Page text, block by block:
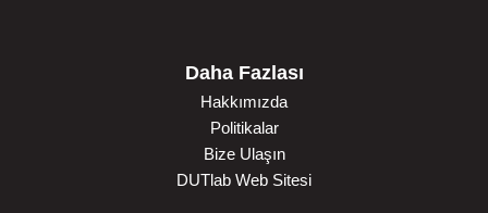
Daha Fazlası
Hakkımızda
Politikalar
Bize Ulaşın
DUTlab Web Sitesi